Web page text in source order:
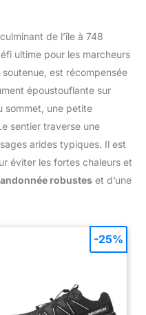
de l’île à 748
ultime pour les marcheurs
est récompensée
époustouflante sur
sommet, une petite
sentier traverse une
arides typiques. Il est
éviter les fortes chaleurs et
robustes et d’une
-25%